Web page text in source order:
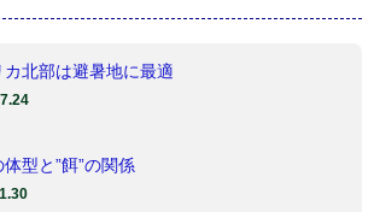
カ北部は避暑地に最適
型と”餌”の関係